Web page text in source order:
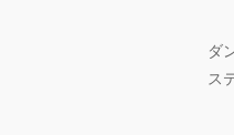
ダ
ス